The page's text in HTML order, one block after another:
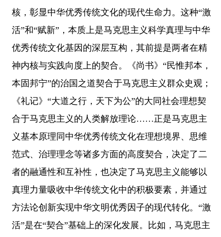
核，彰显中华优秀传统文化的现代生命力。这种“激
活”和“赋新”，本质上是马克思主义科学真理与中华
优秀传统文化基因的深层互构，其前提是两者在精
神内核与实践向度上的契合。《尚书》“民惟邦本，
本固邦宁”的治国之道契合于马克思主义群众史观；
《礼记》“大道之行，天下为公”的大同社会理想契
合于马克思主义的人类解放理论……正是马克思主
义基本原理同中华优秀传统文化在理想境界、思维
范式、治理理念等诸多方面的高度契合，决定了二
者的融通性和互补性，也决定了马克思主义能够以
真理力量吸收中华传统文化中的积极要素，并通过
方法论创新实现中华文明优秀因子的现代转化。“激
活”是在“契合”基础上的深化发展。比如，马克思主